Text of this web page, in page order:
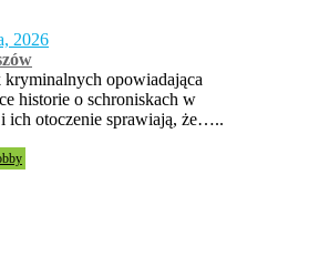
2026
kryminalnych opowiadająca
historie o schroniskach w
ich otoczenie sprawiają, że…..